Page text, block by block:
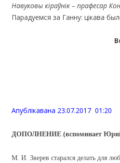
Навуковы кіраўнік – прафесар
Парадуемся за Ганну: цікава
Апублiкавана 23.07.2017 01:20
ДОПОЛНЕНИЕ (вспоминает
М. И. Зверев старался делать для